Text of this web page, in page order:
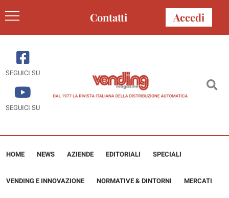
Contatti Accedi
SEGUICI SU
SEGUICI SU
HOME NEWS AZIENDE EDITORIALI SPECIALI
VENDING E INNOVAZIONE NORMATIVE & DINTORNI MERCATI